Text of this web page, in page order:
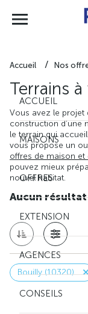
ACCUEIL
MAISONS
OFFRES
EXTENSION
AGENCES
CONSEILS
Accueil Nos
Terrains
Vous avez le projet
construction d'une
le terrain qui
vous propose un
offres de maison et
pouvez mieux
nouvel habitat.
Aucun résultat
Bouilly (10320)